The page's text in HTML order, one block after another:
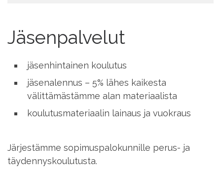
Jäsenpalvelut
jäsenhintainen koulutus
jäsenalennus – 5% lähes kaikesta
välittämästämme alan materiaalista
koulutusmateriaalin lainaus ja vuokraus
Järjestämme sopimuspalokunnille perus- ja
täydennyskoulutusta.